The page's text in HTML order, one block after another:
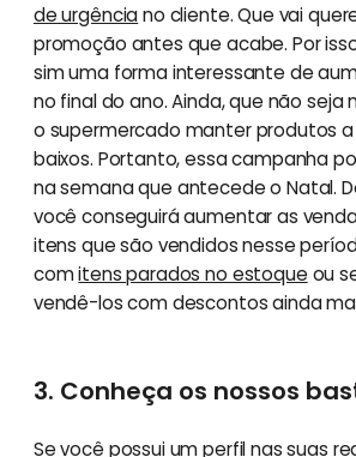
de urgênciano cliente. Que vai
promoção antes que acabe. Por
sim uma forma interessante de
no final do ano. Ainda, que não seja
o supermercado manter produtos
baixos. Portanto, essa campanha
na semana que antecede o Natal.
você conseguirá aumentar as
itens que são vendidos nesse
comitens parados no estoque ou
vendê-los com descontos ainda
3. Conheça os nossos
Se você possui umperfil nas suas